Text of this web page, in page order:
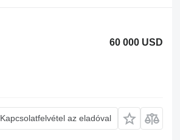
60 000 USD
Kapcsolatfelvétel az eladóval